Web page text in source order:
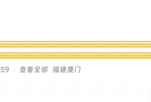
查看全部 福建厦门